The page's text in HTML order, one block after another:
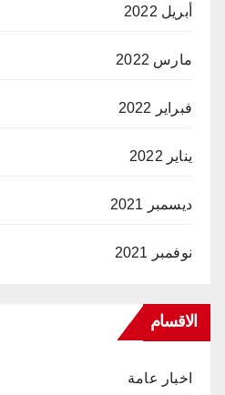
أبريل 2022
مارس 2022
فبراير 2022
يناير 2022
ديسمبر 2021
نوفمبر 2021
الاقسام
اخبار عامة